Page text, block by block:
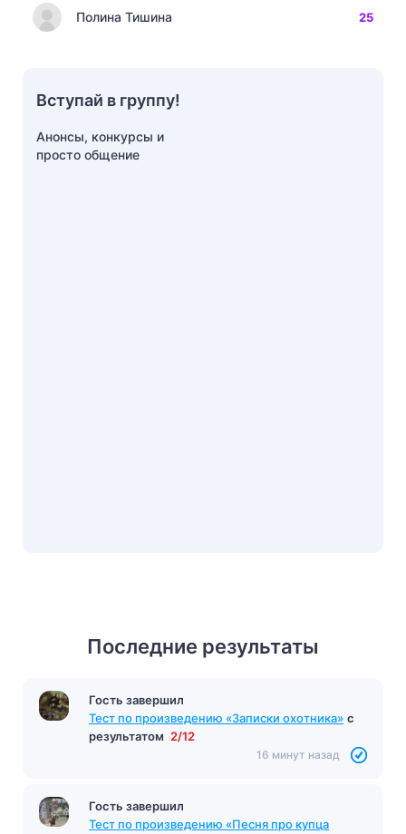
Последние результаты
Гость завершил
Тест «Улыбка» с результатом 3/10
Тест по произведению «Записки охотника»
результатом 2/12
Полина Тишина 25
Вступай в группу!
Анонсы, конкурсы и
просто общение